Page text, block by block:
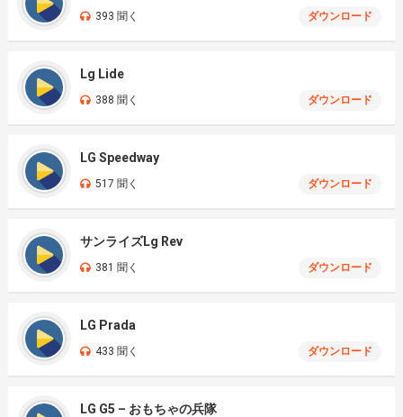
393 聞く ダウンロード
Lg Lide
388 聞く ダウンロード
LG Speedway
517 聞く ダウンロード
サンライズLg Rev
381 聞く ダウンロード
LG Prada
433 聞く ダウンロード
LG G5 – おもちゃの兵隊